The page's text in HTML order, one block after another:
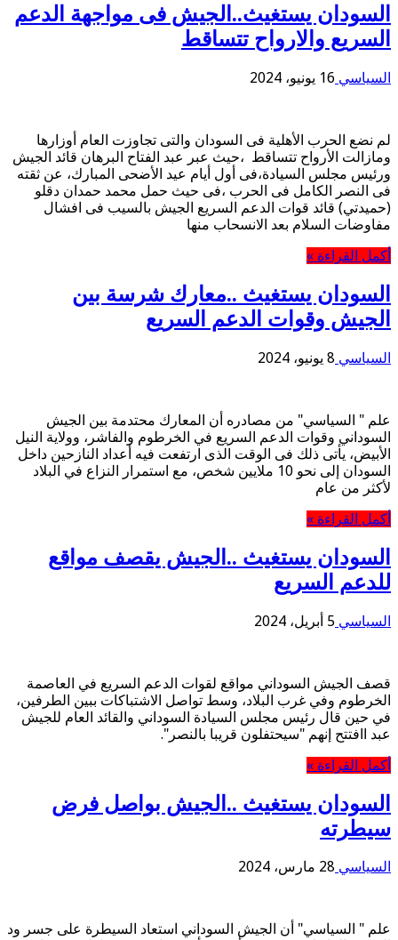
السودان يستغيث..الجيش فى مواجهة الدعم
السريع والارواح تتساقط
السياسي 16 يونيو، 2024
لم نضع الحرب الأهلية فى السودان والتى تجاوزت العام أوزارها
ومازالت الأرواح تتساقط ،حيث عبر عبد الفتاح البرهان قائد الجيش
ورئيس مجلس السيادة،فى أول أيام عيد الأضحى المبارك، عن ثقته
فى النصر الكامل فى الحرب ،فى حيث حمل محمد حمدان دقلو
(حميدتي) قائد قوات الدعم السريع الجيش بالسيب فى افشال
مفاوضات السلام بعد الانسحاب منها
أكمل القراءة »
السودان يستغيث ..معارك شرسة بين
الجيش وقوات الدعم السريع
السياسي 8 يونيو، 2024
علم " السياسي" من مصادره أن المعارك محتدمة بين الجيش
السوداني وقوات الدعم السريع في الخرطوم والفاشر، وولاية النيل
الأبيض، يأتى ذلك فى الوقت الذى ارتفعت فيه أعداد النازحين داخل
السودان إلى نحو 10 ملايين شخص، مع استمرار النزاع في البلاد
لأكثر من عام
أكمل القراءة »
السودان يستغيث ..الجيش يقصف مواقع
للدعم السريع
السياسي 5 أبريل، 2024
قصف الجيش السوداني مواقع لقوات الدعم السريع في العاصمة
الخرطوم وفي غرب البلاد، وسط تواصل الاشتباكات ببين الطرفين،
في حين قال رئيس مجلس السيادة السوداني والقائد العام للجيش
عبد اافتتح إنهم "سيحتفلون قريبا بالنصر".
أكمل القراءة »
السودان يستغيث ..الجيش بواصل فرض
سيطرته
السياسي 28 مارس، 2024
علم " السياسي" أن الجيش السوداني استعاد السيطرة على جسر ود